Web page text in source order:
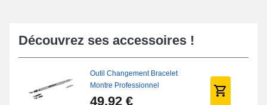
Découvrez ses accessoires !
Outil Changement Bracelet
Montre Professionnel
49,92 €